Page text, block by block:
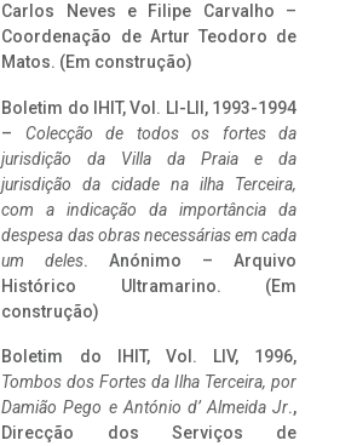
Carlos Neves e Filipe Carvalho –
Coordenação de Artur Teodoro de
Matos. (Em construção)
Boletim do IHIT, Vol. LI-LII, 1993-1994
– Colecção de todos os fortes da
jurisdição da Villa da Praia e da
jurisdição da cidade na ilha Terceira,
com a indicação da importância da
despesa das obras necessárias em cada
um deles. Anónimo – Arquivo
Histórico Ultramarino. (Em
construção)
Boletim do IHIT, Vol. LIV, 1996,
Tombos dos Fortes da Ilha Terceira, por
Damião Pego e António d’ Almeida Jr.,
Direcção dos Serviços de